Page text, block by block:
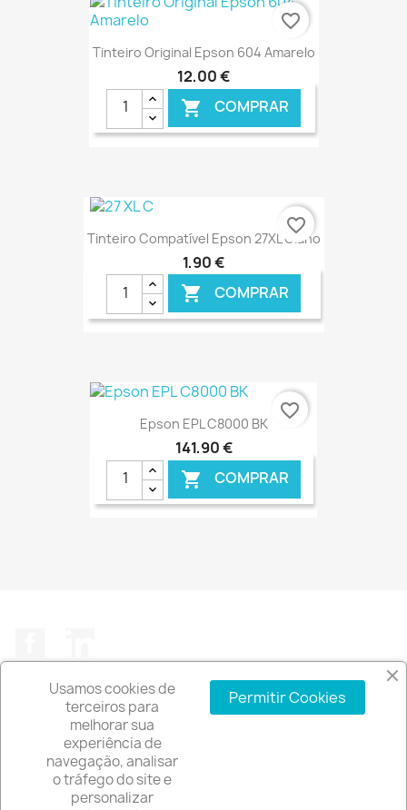
€ ONLINE
Tinteiro Original Epson 604 Amarelo
12,00 €
 COMPRAR
favorite_border
Tinteiro Compatível Epson 27XL Ciano
1,90 €
 COMPRAR
€ ONLINE
favorite_border
Epson EPL C8000 BK
141,90 €
 COMPRAR
favorite_border
A EMPRESA
INFORMAÇÃO DA LOJA
Usamos cookies de
terceiros para
melhorar sua
experiência de
navegação, analisar
o tráfego do site e
personalizar
Permitir Cookies